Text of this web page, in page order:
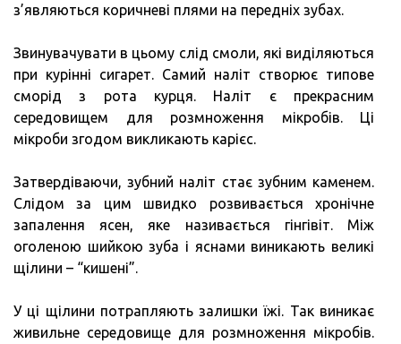
з’являються коричневі плями на передніх зубах.
Звинувачувати в цьому слід смоли, які виділяються
при курінні сигарет. Самий наліт створює типове
сморід з рота курця. Наліт є прекрасним
середовищем для розмноження мікробів. Ці
мікроби згодом викликають карієс.
Затвердіваючи, зубний наліт стає зубним каменем.
Слідом за цим швидко розвивається хронічне
запалення ясен, яке називається гінгівіт. Між
оголеною шийкою зуба і яснами виникають великі
щілини – “кишені”.
У ці щілини потрапляють залишки їжі. Так виникає
живильне середовище для розмноження мікробів.